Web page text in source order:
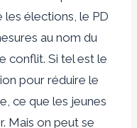
les élections, le PD
au nom du
conflit. Si tel est le
pour réduire le
ce que les jeunes
Mais on peut se